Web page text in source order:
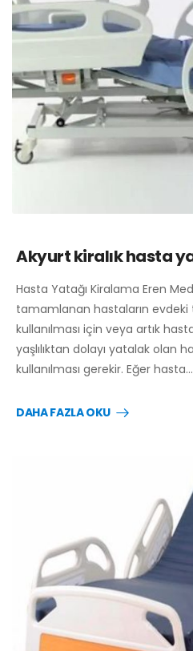
Akyurt kiralık hasta
Hasta Yatağı Kiralama Eren
tamamlanan hastaların
kullanılması için veya artık
yaşlılıktan dolayı yatalak olan
kullanılması gerekir. Eğer hasta…
DAHA FAZLA OKU